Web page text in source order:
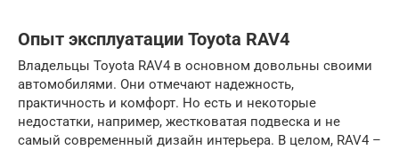
Опыт эксплуатации Toyota RAV4
Владельцы Toyota RAV4 в основном довольны своими
автомобилями. Они отмечают надежность,
практичность и комфорт. Но есть и некоторые
недостатки, например, жестковатая подвеска и не
самый современный дизайн интерьера. В целом, RAV4 –